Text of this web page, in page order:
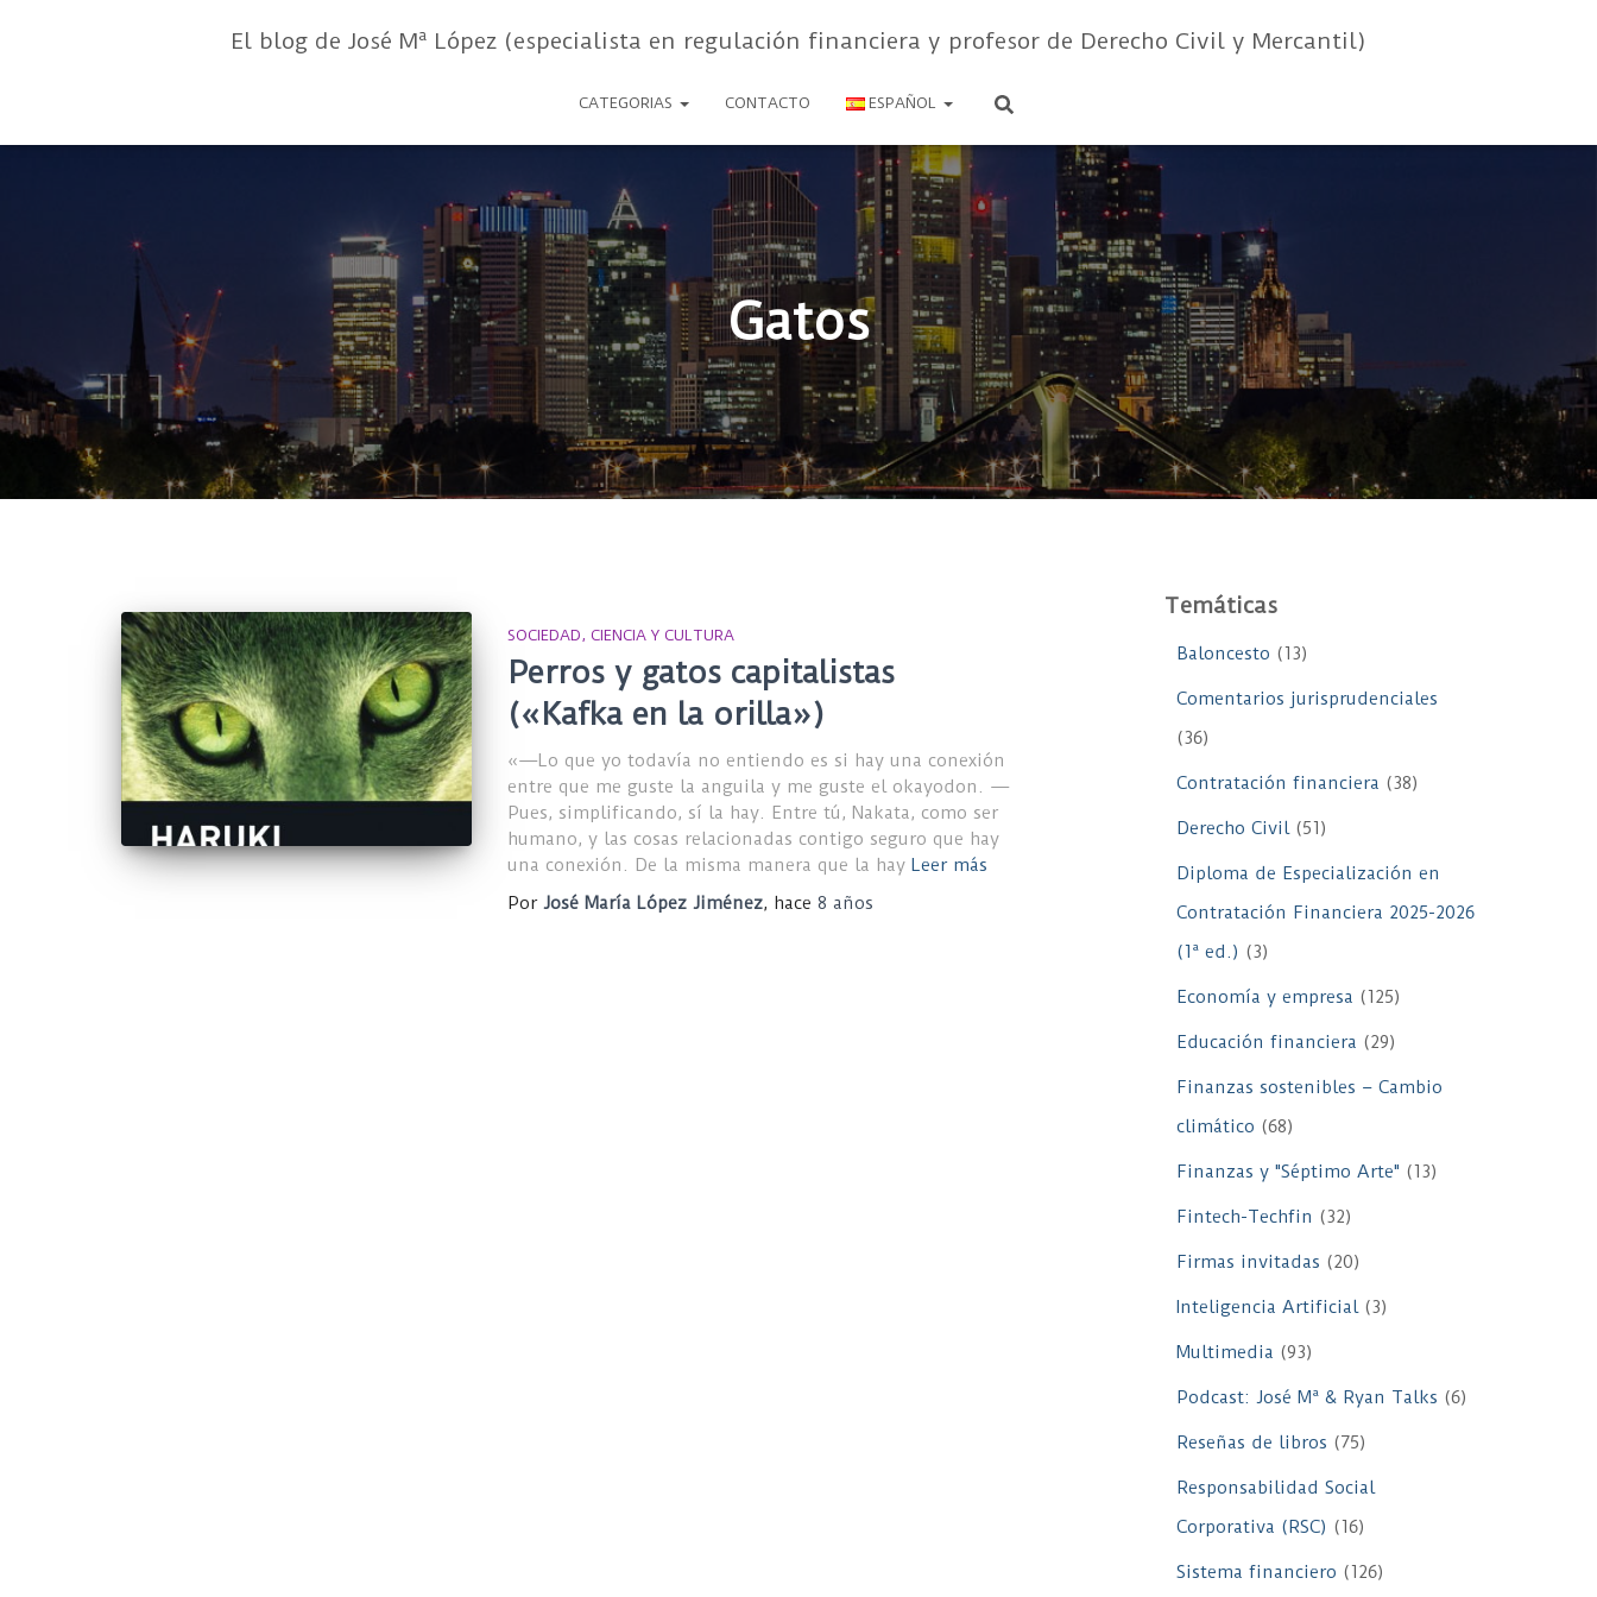
El blog de José Mª López (especialista en regulación financiera y profesor de Derecho Civil y Mercantil)
CATEGORIAS CONTACTO ESPAÑOL
Gatos
SOCIEDAD, CIENCIA Y CULTURA
Perros y gatos capitalistas
(«Kafka en la orilla»)
«—Lo que yo todavía no entiendo es si hay una conexión
entre que me guste la anguila y me guste el okayodon. —
Pues, simplificando, sí la hay. Entre tú, Nakata, como ser
humano, y las cosas relacionadas contigo seguro que hay
una conexión. De la misma manera que la hay Leer más
Por José María López Jiménez, hace 8 años
Temáticas
Baloncesto (13)
Comentarios jurisprudenciales
(36)
Contratación financiera (38)
Derecho Civil(51)
Diploma de Especialización en
Contratación Financiera 2025-2026
(1ª ed.) (3)
Economía y empresa (125)
Educación financiera (29)
Finanzas sostenibles – Cambio
climático (68)
Finanzas y "Séptimo Arte" (13)
Fintech-Techfin (32)
Firmas invitadas (20)
Inteligencia Artificial(3)
Multimedia (93)
Podcast: José Mª & Ryan Talks (6)
Reseñas de libros (75)
Responsabilidad Social
Corporativa (RSC) (16)
Sistema financiero (126)